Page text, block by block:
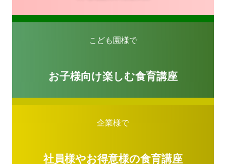
こども園様で
お子様向け楽しむ食育講座
企業様で
社員様やお得意様の食育講座